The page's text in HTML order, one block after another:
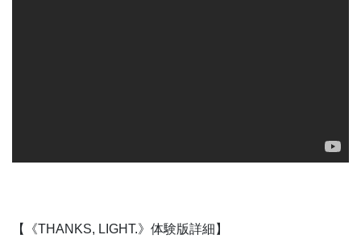
【《THANKS, LIGHT.》体験版詳細】